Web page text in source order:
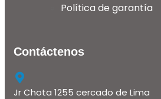
Política de garantía
Contáctenos
Jr Chota 1255 cercado de Lima